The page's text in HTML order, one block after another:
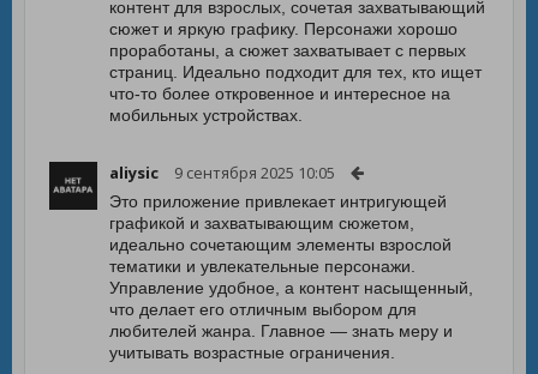
контент для взрослых, сочетая захватывающий
сюжет и яркую графику. Персонажи хорошо
проработаны, а сюжет захватывает с первых
страниц. Идеально подходит для тех, кто ищет
что-то более откровенное и интересное на
мобильных устройствах.
aliysic 9 сентября 2025 10:05
Это приложение привлекает интригующей
графикой и захватывающим сюжетом,
идеально сочетающим элементы взрослой
тематики и увлекательные персонажи.
Управление удобное, а контент насыщенный,
что делает его отличным выбором для
любителей жанра. Главное — знать меру и
учитывать возрастные ограничения.